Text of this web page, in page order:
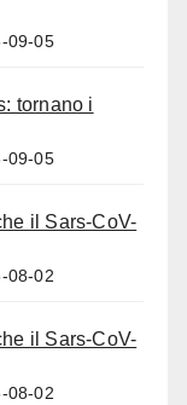
09-05
tornano i
09-05
il Sars-CoV-
08-02
il Sars-CoV-
08-02